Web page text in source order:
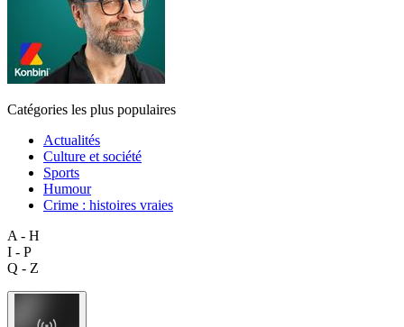
Catégories les plus populaires
Actualités
Culture et société
Sports
Humour
Crime : histoires vraies
A - H
I - P
Q - Z